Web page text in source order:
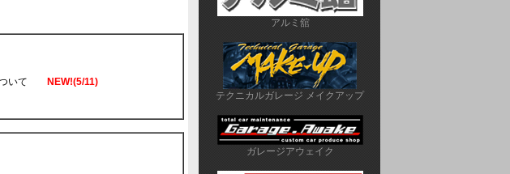
ついて NEW!(5/11)
アルミ舘
テクニカルガレージ メイクアップ
ガレージアウェイク